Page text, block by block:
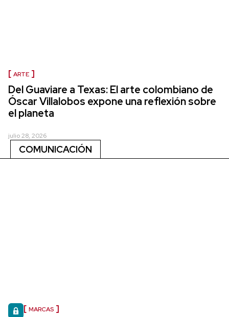
ARTE
Del Guaviare a Texas: El arte colombiano de
Óscar Villalobos expone una reflexión sobre
el planeta
julio 28, 2026
COMUNICACIÓN
MARCAS